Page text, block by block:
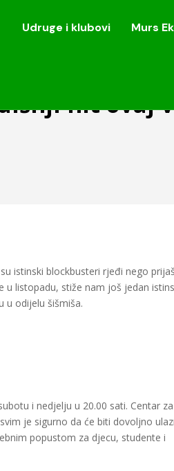
Udruge i klubovi Murs
Udruge i klubovi Murs
hit ovaj
istinski blockbusteri rjeđi nego
u listopadu, stiže nam još jedan
u odijelu šišmiša.
i nedjelju u 20.00 sati. Centar
je sigurno da će biti dovoljno
popustom za djecu, studente i